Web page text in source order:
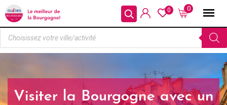
0
0
Visiter la Bourgogne avec un